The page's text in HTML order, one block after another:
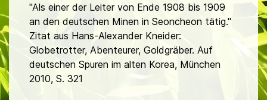
"Als einer der Leiter von Ende 1908 bis 1909
an den deutschen Minen in Seoncheon tätig."
Zitat aus Hans-Alexander Kneider:
Globetrotter, Abenteurer, Goldgräber. Auf
deutschen Spuren im alten Korea, München
2010, S. 321